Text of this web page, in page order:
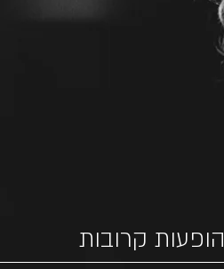
הופעות קרובות